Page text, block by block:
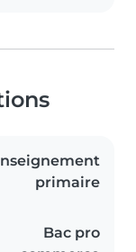
primaire
Bac pro